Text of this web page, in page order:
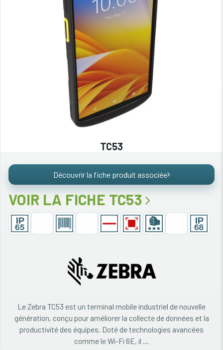
TC53
Découvrir la fiche produit associée
VOIR LA FICHE TC53
Le Zebra TC53 est un terminal mobile industriel de nouvelle
génération, conçu pour améliorer la collecte de données et la
productivité des équipes. Doté de technologies avancées
comme le Wi-Fi 6E, il ...